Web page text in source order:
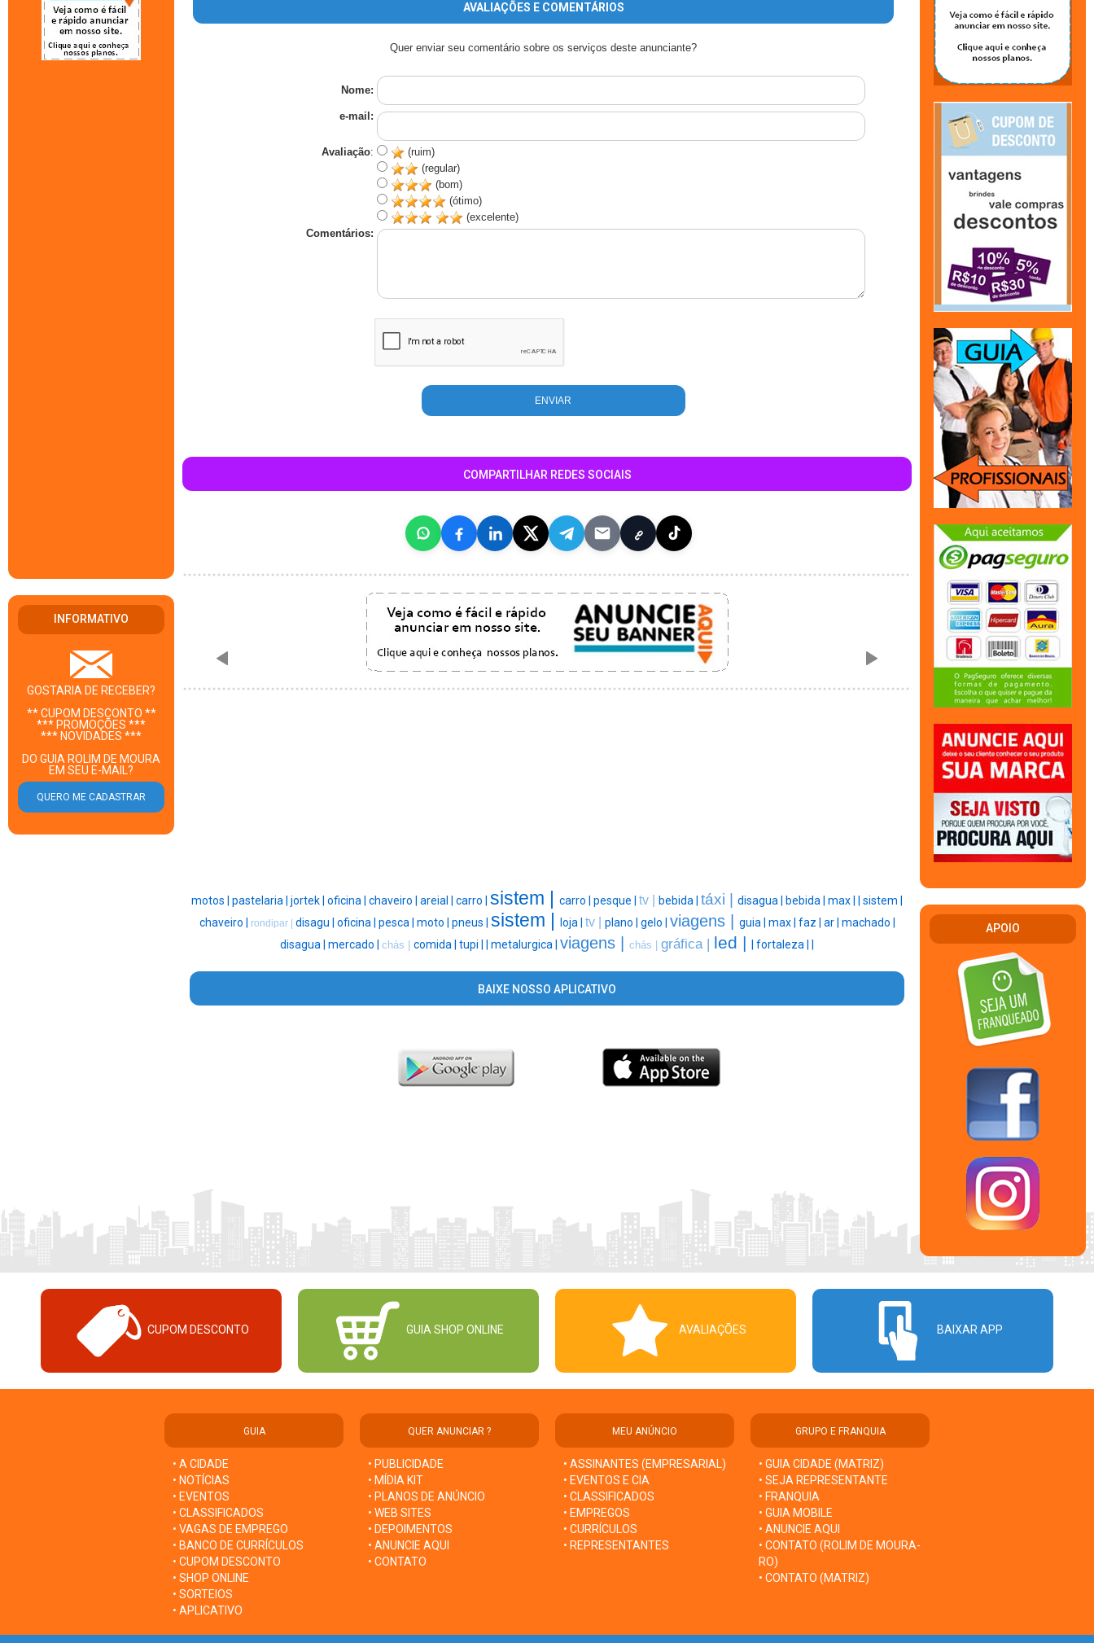
INFORMATIVO
GOSTARIA DE RECEBER?
** CUPOM DESCONTO **
*** PROMOÇÕES ***
*** NOVIDADES ***
DO GUIA ROLIM DE MOURA
EM SEU E-MAIL?
AVALIAÇÕES E COMENTÁRIOS
Quer enviar seu comentário sobre os serviços deste anunciante?
Nome:
e-mail:
Avaliação:
(ruim)
(regular)
(bom)
(ótimo)
(excelente)
Comentários:
COMPARTILHAR REDES SOCIAIS
motos | pastelaria | jortek | oficina | chaveiro | areial | carro | sistem | carro | pesque | tv | bebida | táxi | disagua | bebida | max |
sistem |
chaveiro |
rondipar | disagu | oficina | pesca | moto | pneus | sistem | loja | tv | plano | gelo | viagens | guia | max | faz | ar | machado |
disagua | mercado | chás | comida | tupi | metalurgica | viagens | chás | gráfica | led | fortaleza |
BAIXE NOSSO APLICATIVO
APOIO
CUPOM DESCONTO GUIA SHOP ONLINE AVALIAÇÕES BAIXAR APP
GUIA
• A CIDADE
• NOTÍCIAS
• EVENTOS
• CLASSIFICADOS
• VAGAS DE EMPREGO
• BANCO DE CURRÍCULOS
• CUPOM DESCONTO
• SHOP ONLINE
• SORTEIOS
• APLICATIVO
QUER ANUNCIAR ?
• PUBLICIDADE
• MÍDIA KIT
• PLANOS DE ANÚNCIO
• WEB SITES
• DEPOIMENTOS
• ANUNCIE AQUI
• CONTATO
MEU ANÚNCIO
• ASSINANTES (EMPRESARIAL)
• EVENTOS E CIA
• CLASSIFICADOS
• EMPREGOS
• CURRÍCULOS
• REPRESENTANTES
GRUPO E FRANQUIA
• GUIA CIDADE (MATRIZ)
• SEJA REPRESENTANTE
• FRANQUIA
• GUIA MOBILE
• ANUNCIE AQUI
• CONTATO (ROLIM DE MOURA-
RO)
• CONTATO (MATRIZ)